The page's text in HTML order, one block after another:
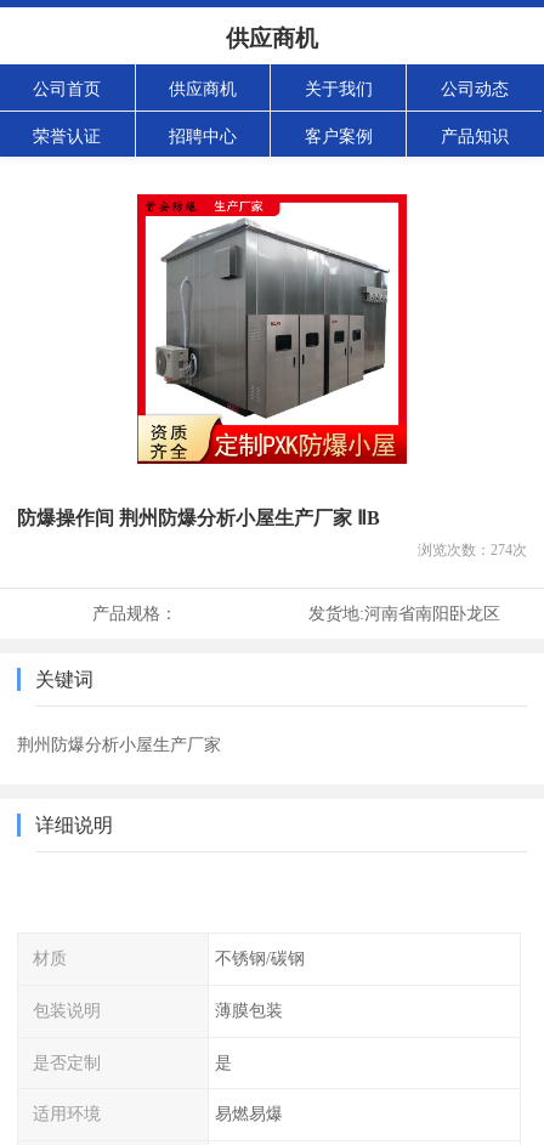
供应商机
公司首页 供应商机 关于我们 公司动态
荣誉认证 招聘中心 客户案例 产品知识
防爆操作间 荆州防爆分析小屋生产厂家 ⅡB
浏览次数： 274次
产品规格： 发货地:河南省南阳卧龙区
关键词
荆州防爆分析小屋生产厂家
详细说明
材质 不锈钢/碳钢
包装说明 薄膜包装
是否定制 是
适用环境 易燃易爆